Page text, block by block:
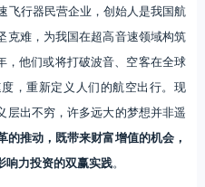
飞行器民营企业，创始人是我国航
克难，为我国在超高音速领域构筑
，他们或将打破波音、空客在全球
，重新定义人们的航空出行。现
层出不穷，许多远大的梦想并非遥
推动，既带来财富增值的机会，
响力投资的双赢实践。